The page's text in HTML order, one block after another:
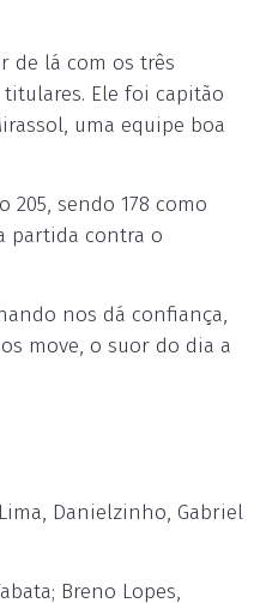
de lá com os três
Ele foi capitão
uma equipe boa
sendo 178 como
partida contra o
nos dá confiança,
move, o suor do dia a
Danielzinho, Gabriel
Breno Lopes,